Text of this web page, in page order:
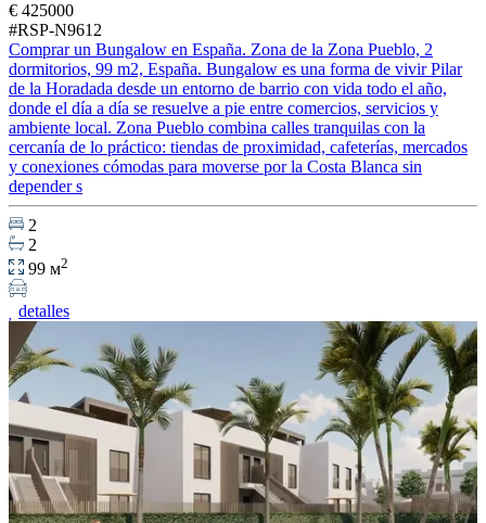
€ 425000
#RSP-N9612
Comprar un Bungalow en España. Zona de la Zona Pueblo, 2
dormitorios, 99 m2, España. Bungalow es una forma de vivir Pilar
de la Horadada desde un entorno de barrio con vida todo el año,
donde el día a día se resuelve a pie entre comercios, servicios y
ambiente local. Zona Pueblo combina calles tranquilas con la
cercanía de lo práctico: tiendas de proximidad, cafeterías, mercados
y conexiones cómodas para moverse por la Costa Blanca sin
depender s
2
2
99 м2
detalles